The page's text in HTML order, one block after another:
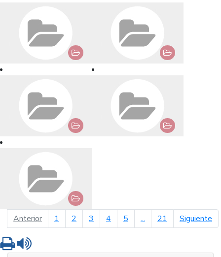
Anteriorpágina anterior
1 2 3 4 5 ... 21 Siguiente
Imprimir